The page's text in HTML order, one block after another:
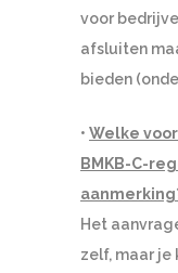
voor
afsluiten
bieden
• Welke
BMKB-C-
Het
zelf, maar